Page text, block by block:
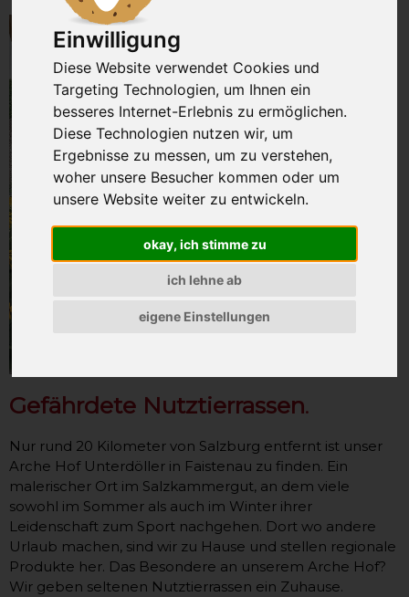
Einwilligung
Diese Website verwendet Cookies und
Targeting Technologien, um Ihnen ein
besseres Internet-Erlebnis zu ermöglichen.
Diese Technologien nutzen wir, um
Ergebnisse zu messen, um zu verstehen,
woher unsere Besucher kommen oder um
unsere Website weiter zu entwickeln.
okay, ich stimme zu
ich lehne ab
eigene Einstellungen
Gefährdete Nutztierrassen.
Nur rund 20 Kilometer von Salzburg entfernt ist unser
Arche Hof Unterdöller in Faistenau zu finden. Ein
malerischer Ort im Salzkammergut, an dem viele
sowohl im Sommer als auch im Winter ihrer
Leidenschaft zum Sport nachgehen. Dort wo andere
Urlaub machen, sind wir zu Hause und stellen regionale
Produkte her. Das Besondere an unserem Arche Hof?
Wir geben seltenen Nutztierrassen ein Zuhause.